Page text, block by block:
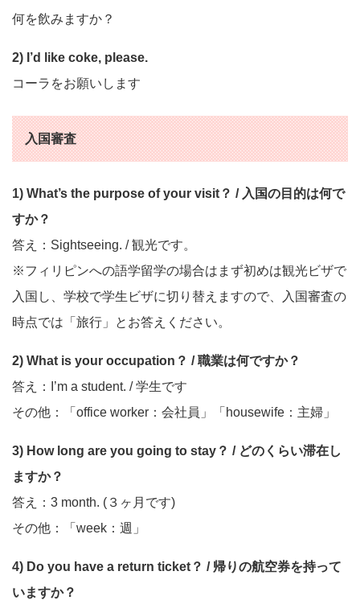
何を飲みますか？
2) I’d like coke, please.
コーラをお願いします
入国審査
1) What’s the purpose of your visit？ / 入国の目的は何で
すか？
答え：Sightseeing. / 観光です。
※フィリピンへの語学留学の場合はまず初めは観光ビザで
入国し、学校で学生ビザに切り替えますので、入国審査の
時点では「旅行」とお答えください。
2) What is your occupation？ / 職業は何ですか？
答え：I’m a student. / 学生です
その他：「office worker：会社員」「housewife：主婦」
3) How long are you going to stay？ / どのくらい滞在し
ますか？
答え：3 month. (３ヶ月です)
その他：「week：週」
4) Do you have a return ticket？ / 帰りの航空券を持って
いますか？